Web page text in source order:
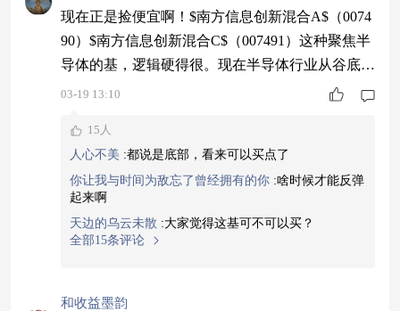
现在正是捡便宜啊！$南方信息创新混合A$（0074
90）$南方信息创新混合C$（007491）这种聚焦半
导体的基，逻辑硬得很。现在半导体行业从谷底往
上爬，正是布局的时候。近一年收益超62%今天趁
提前买单。#热词C位争夺战#
03-19 13:10
15人
人心不美 :都说是底部，看来可以买点了
你让我与时间为敌忘了曾经拥有的你 :啥时候才能反弹
起来啊
天边的乌云未散 :大家觉得这基可不可以买？
全部15条评论
和收益墨韵